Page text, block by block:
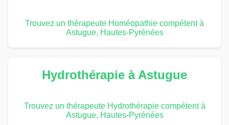
Trouvez un thérapeute Homéopathie compétent à
Astugue, Hautes-Pyrénées
Hydrothérapie à Astugue
Trouvez un thérapeute Hydrothérapie compétent à
Astugue, Hautes-Pyrénées